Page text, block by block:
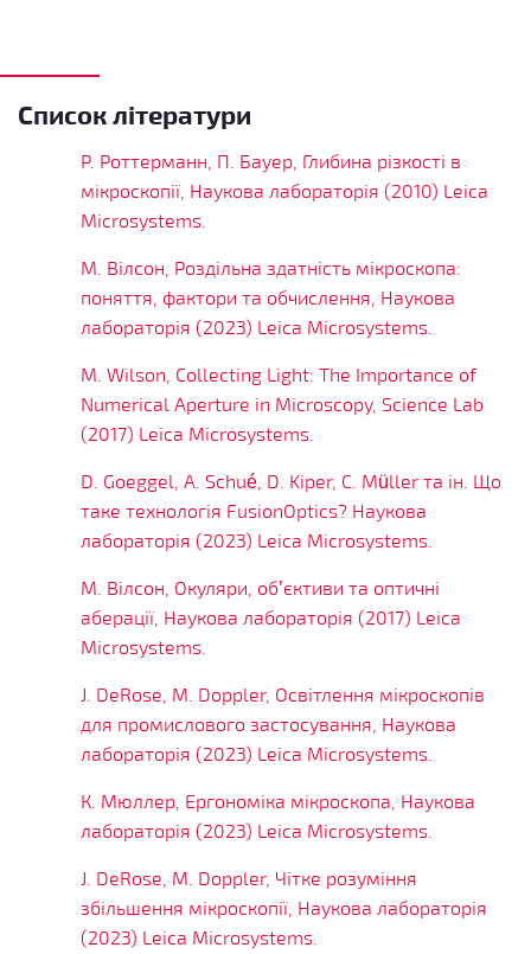
Список літератури
Р. Роттерманн, П. Бауер, Глибина різкості в
мікроскопії, Наукова лабораторія (2010) Leica
Microsystems.
М. Вілсон, Роздільна здатність мікроскопа:
поняття, фактори та обчислення, Наукова
лабораторія (2023) Leica Microsystems.
M. Wilson, Collecting Light: The Importance of
Numerical Aperture in Microscopy, Science Lab
(2017) Leica Microsystems.
D. Goeggel, A. Schué, D. Kiper, C. Müller та ін. Що
таке технологія FusionOptics? Наукова
лабораторія (2023) Leica Microsystems.
М. Вілсон, Окуляри, об’єктиви та оптичні
аберації, Наукова лабораторія (2017) Leica
Microsystems.
J. DeRose, M. Doppler, Освітлення мікроскопів
для промислового застосування, Наукова
лабораторія (2023) Leica Microsystems.
К. Мюллер, Ергономіка мікроскопа, Наукова
лабораторія (2023) Leica Microsystems.
J. DeRose, M. Doppler, Чітке розуміння
збільшення мікроскопії, Наукова лабораторія
(2023) Leica Microsystems.